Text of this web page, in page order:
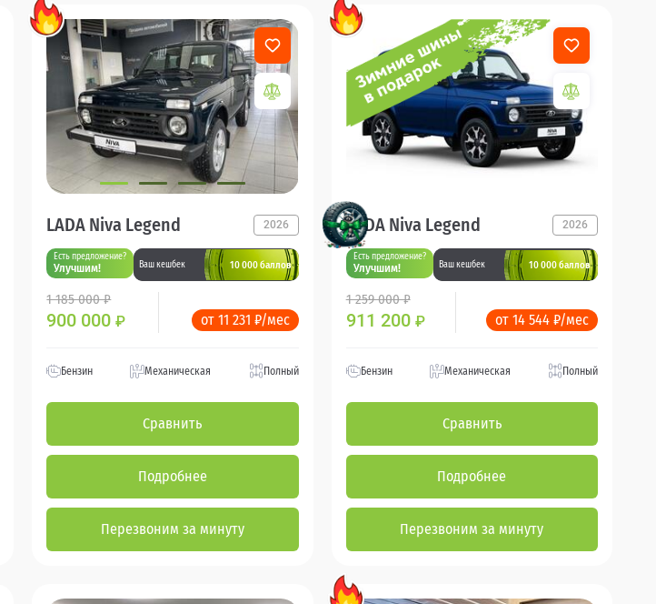
LADA Niva Legend 2026
Есть предложение?
Улучшим! Ваш кешбек 10 000 баллов
1 185 000 ₽
900 000₽ от 11 231 ₽/мес
Бензин Механическая Полный
Сравнить
Подробнее
Перезвоним за минуту
LADA Niva Legend 2026
Есть предложение?
Улучшим! Ваш кешбек 10 000 баллов
1 259 000 ₽
911 200 ₽ от 14 544 ₽/мес
Бензин Механическая Полный
Сравнить
Подробнее
Перезвоним за минуту